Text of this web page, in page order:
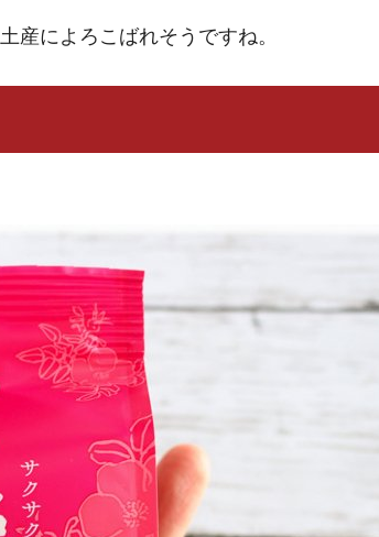
産によろこばれそうですね。